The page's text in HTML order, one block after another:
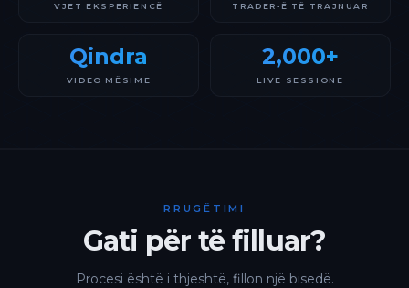
VJET EKSPERIENCË TRADER-Ë TË TRAJNUAR
Qindra
VIDEO MËSIME
2,000+
LIVE SESSIONE
RRUGËTIMI
Gati për të filluar?
Procesi është i thjeshtë, fillon një bisedë.